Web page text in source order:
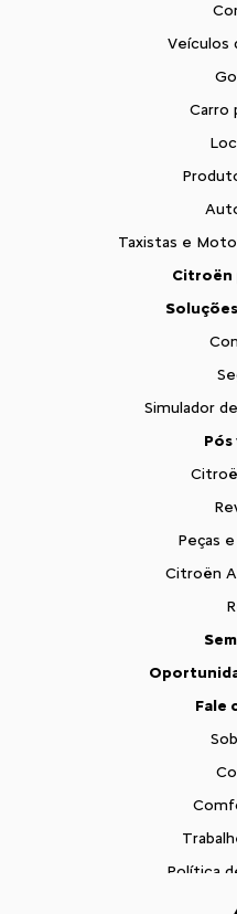
Veículos
Carro
Taxistas e
Citroën
Simulador
Pós
Peças
Citroën
Fale
Política